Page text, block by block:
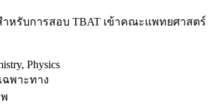
หรับการสอบ TBAT เข้าคณะแพทยศาสตร์
Physics
พาะทาง